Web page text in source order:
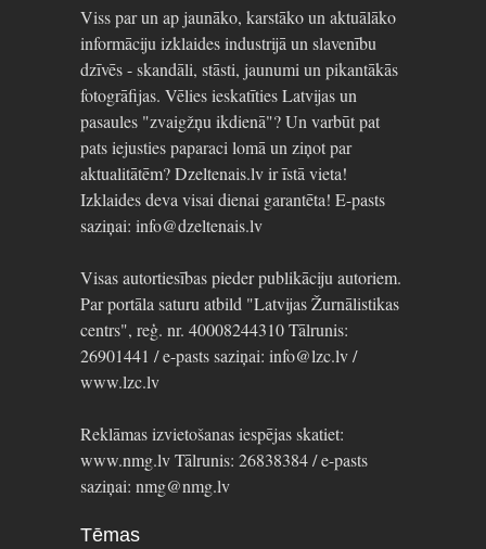
Viss par un ap jaunāko, karstāko un aktuālāko
informāciju izklaides industrijā un slavenību
dzīvēs - skandāli, stāsti, jaunumi un pikantākās
fotogrāfijas. Vēlies ieskatīties Latvijas un
pasaules "zvaigžņu ikdienā"? Un varbūt pat
pats iejusties paparaci lomā un ziņot par
aktualitātēm? Dzeltenais.lv ir īstā vieta!
Izklaides deva visai dienai garantēta! E-pasts
saziņai: info@dzeltenais.lv
Visas autortiesības pieder publikāciju autoriem.
Par portāla saturu atbild "Latvijas Žurnālistikas
centrs", reģ. nr. 40008244310 Tālrunis:
26901441 / e-pasts saziņai: info@lzc.lv /
www.lzc.lv
Reklāmas izvietošanas iespējas skatiet:
www.nmg.lv Tālrunis: 26838384 / e-pasts
saziņai: nmg@nmg.lv
Tēmas